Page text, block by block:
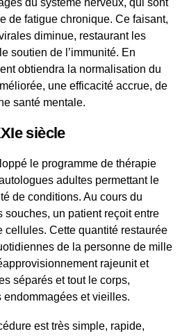
du système nerveux, qui sont
de fatigue chronique. Ce faisant,
diminue, restaurant les
soutien de l’immunité. En
obtiendra la normalisation du
une efficacité accrue, de
santé mentale.
siècle
le programme de thérapie
adultes permettant le
de conditions. Au cours du
souches, un patient reçoit entre
cellules. Cette quantité restaurée
de la personne de mille
rajeunit et
séparés et tout le corps,
et vieilles.
est très simple, rapide,